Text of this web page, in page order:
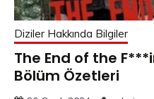
Diziler Hakkında Bilgiler
The End of the
Bölüm Özetleri